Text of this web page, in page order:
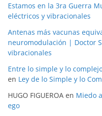
Estamos en la 3ra Guerra
eléctricos y vibracionales
Antenas más vacunas
neuromodulación | Doctor
vibracionales
Entre lo simple y lo
en Ley de lo Simple y lo
HUGO FIGUEROA en Miedo
ego